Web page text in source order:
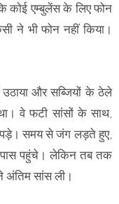
कोई एम्बुलेंस के लिए फोन
ने भी फोन नहीं किया।
उठाया और सब्जियों के ठेले
वे फटी सांसों के साथ,
समय से जंग लड़ते हुए,
पास पहुंचे। लेकिन तब तक
अंतिम सांस ली।